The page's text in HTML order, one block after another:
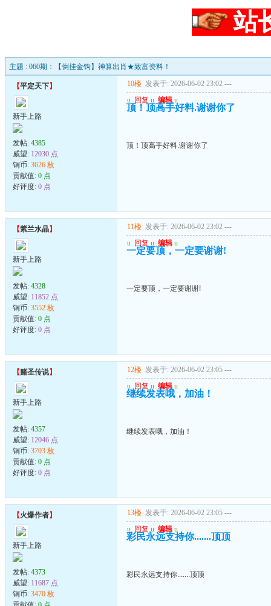
站
主题 : 060期：【倒挂金钩】神算出肖★致富资料！
【平定天下】
新手上路
发帖: 4385
威望: 12030 点
铜币: 3626 枚
贡献值: 0 点
好评度: 0 点
10楼 发表于: 2026-06-02 23:02 ---
u 回复 u 编辑 u
顶！顶高手好料.谢谢你了
顶！顶高手好料.谢谢你了
【紫兰水晶】
新手上路
发帖: 4328
威望: 11852 点
铜币: 3552 枚
贡献值: 0 点
好评度: 0 点
11楼 发表于: 2026-06-02 23:02 ---
u 回复 u 编辑 u
一定要顶，一定要谢谢!
一定要顶，一定要谢谢!
【赌圣传说】
新手上路
发帖: 4357
威望: 12046 点
铜币: 3703 枚
贡献值: 0 点
好评度: 0 点
12楼 发表于: 2026-06-02 23:05 ---
u 回复 u 编辑 u
继续发表哦，加油！
继续发表哦，加油！
【火爆作者】
新手上路
发帖: 4373
威望: 11687 点
铜币: 3470 枚
13楼 发表于: 2026-06-02 23:05 ---
u 回复 u 编辑 u
彩民永远支持你.......顶顶
彩民永远支持你.......顶顶